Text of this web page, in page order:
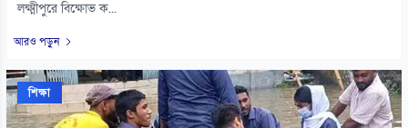
লক্ষ্মীপুরে বিক্ষোভ ক...
আরও পড়ুন
শিক্ষা